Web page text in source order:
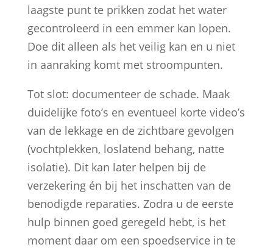
laagste punt te prikken zodat het water
gecontroleerd in een emmer kan lopen.
Doe dit alleen als het veilig kan en u niet
in aanraking komt met stroompunten.
Tot slot: documenteer de schade. Maak
duidelijke foto’s en eventueel korte video’s
van de lekkage en de zichtbare gevolgen
(vochtplekken, loslatend behang, natte
isolatie). Dit kan later helpen bij de
verzekering én bij het inschatten van de
benodigde reparaties. Zodra u de eerste
hulp binnen goed geregeld hebt, is het
moment daar om een spoedservice in te